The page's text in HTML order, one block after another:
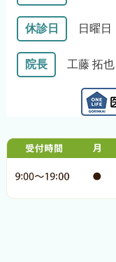
休診日 日曜日
院長 工藤 拓也